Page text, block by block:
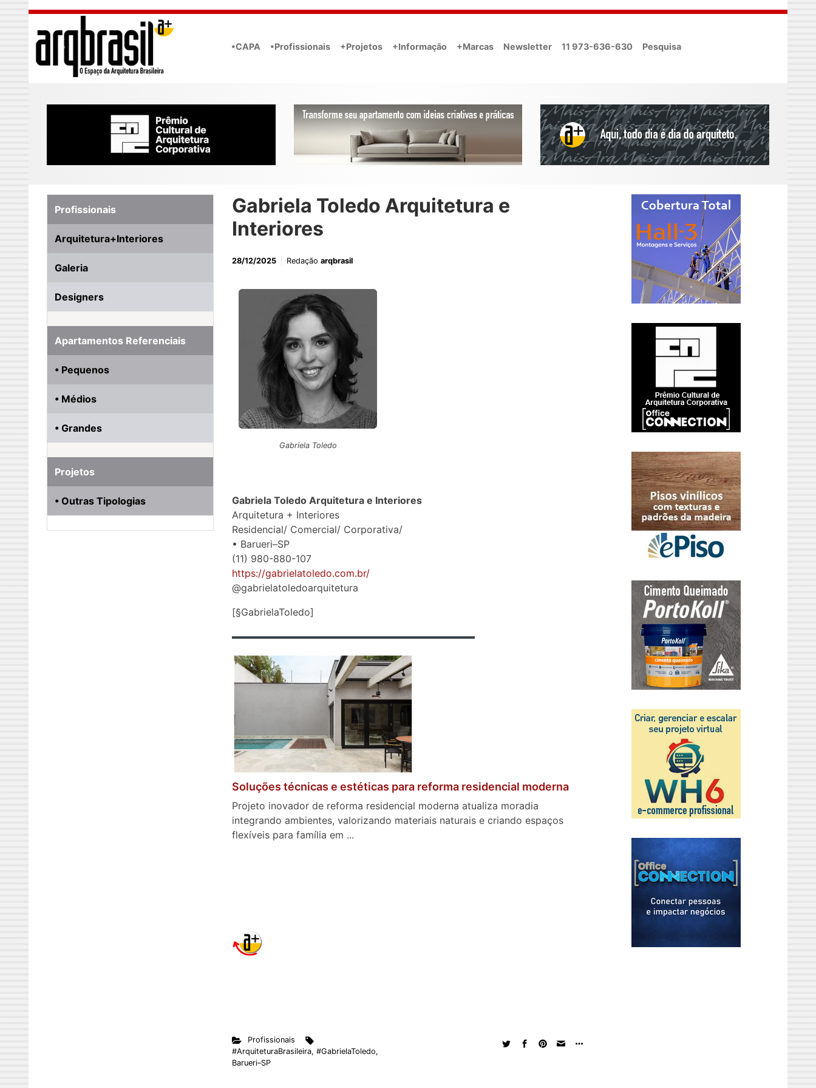
Skip to main content
•CAPA •Profissionais +Projetos +Informação +Marcas Newsletter 11 973-636-630 Pesquisa
Gabriela Toledo Arquitetura e
Interiores
28/12/2025 Redação arqbrasil
Gabriela Toledo
Gabriela Toledo Arquitetura e Interiores
Arquitetura + Interiores
Residencial/ Comercial/ Corporativa/
• Barueri–SP
(11) 980-880-107
https://gabrielatoledo.com.br/
@gabrielatoledoarquitetura
[§GabrielaToledo]
Soluções técnicas e estéticas para reforma residencial moderna
Projeto inovador de reforma residencial moderna atualiza moradia
integrando ambientes, valorizando materiais naturais e criando espaços
flexíveis para família em ...
Profissionais
#ArquiteturaBrasileira, #GabrielaToledo,
Barueri–SP
Profissionais
Arquitetura+Interiores
Galeria
Designers
Apartamentos Referenciais
• Pequenos
• Médios
• Grandes
Projetos
• Outras Tipologias